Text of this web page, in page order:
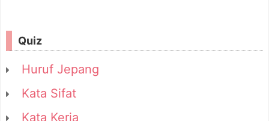
Quiz
Huruf Jepang
Kata Sifat
Kata Kerja